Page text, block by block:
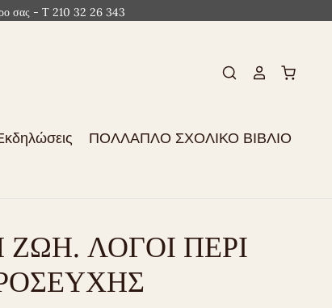
σας - Τ 210 32 26 343
ΠΟΛΛΑΠΛΟ ΣΧΟΛΙΚΟ ΒΙΒΛΙΟ
ΛΟΓΟΙ ΠΕΡΙ